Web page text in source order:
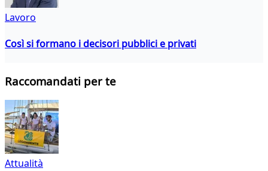
Lavoro
Così si formano i decisori pubblici e privati
Raccomandati per te
Attualità